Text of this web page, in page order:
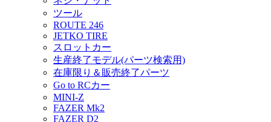
ツール
ROUTE 246
JETKO TIRE
スロットカー
生産終了モデル(パーツ検索用)
在庫限り＆販売終了パーツ
Go to RCカー
MINI-Z
FAZER Mk2
FAZER D2